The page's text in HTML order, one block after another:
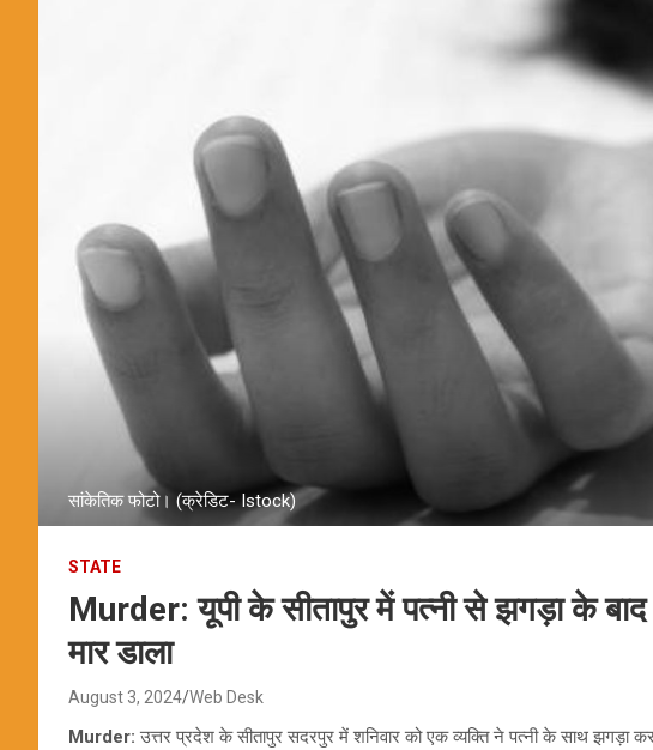
सांकेतिक फोटो। (क्रेडिट- Istock)
STATE
Murder: यूपी के सीतापुर में पत्नी से झगड़ा के
मार डाला
August 3, 2024 Web Desk
Murder:उत्तर प्रदेश के सीतापुर सदरपुर में शनिवार को एक व्यक्ति ने पत्नी के साथ